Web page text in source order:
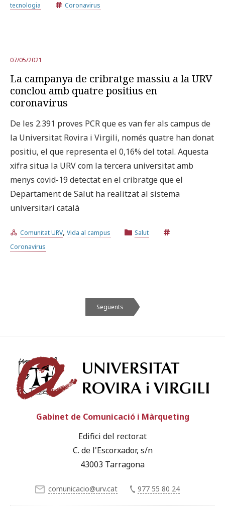
tecnologia
Coronavirus
07/05/2021
La campanya de cribratge massiu a la URV
conclou amb quatre positius en
coronavirus
De les 2.391 proves PCR que es van fer als campus de
la Universitat Rovira i Virgili, només quatre han donat
positiu, el que representa el 0,16% del total. Aquesta
xifra situa la URV com la tercera universitat amb
menys covid-19 detectat en el cribratge que el
Departament de Salut ha realitzat al sistema
universitari català
Comunitat URV, Vida al campus
Salut
Coronavirus
Següents
Gabinet de Comunicació i Màrqueting
Edifici del rectorat
C. de l'Escorxador, s/n
43003 Tarragona
comunicacio@urv.cat 977 55 80 24